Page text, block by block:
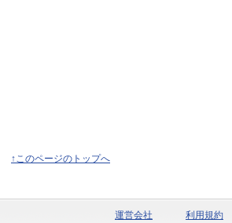
↑このページのトップへ
運営会社 利用規約